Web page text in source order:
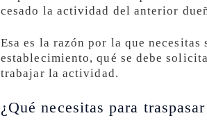
cesado la actividad del anterior
Esa es la razón por la que
establecimiento, qué se debe
trabajar la actividad.
¿Qué necesitas para